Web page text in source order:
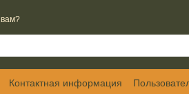
Контактная информация